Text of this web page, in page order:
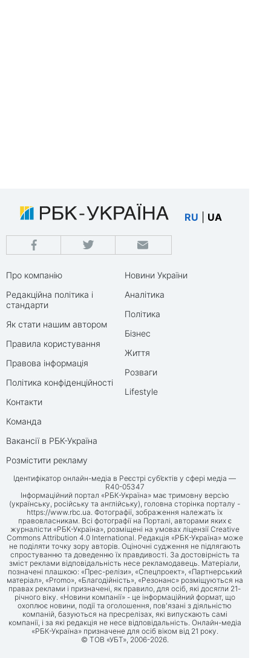
RU UA
Про компанію
Редакційна політика і
стандарти
Як стати нашим автором
Правила користування
Правова інформація
Політика конфіденційності
Контакти
Команда
Вакансії в РБК-Україна
Розмістити рекламу
Новини України
Аналітика
Політика
Бізнес
Життя
Розваги
Lifestyle
Ідентифікатор онлайн-медіа в Реєстрі суб’єктів у сфері медіа —
R40-05347
Інформаційний портал «РБК-Україна» має тримовну версію
(українську, російську та англійську), головна сторінка порталу -
https://www.rbc.ua. Фотографії, зображення належать їх
правовласникам. Всі фотографії на Порталі, авторами яких є
журналісти «РБК-Україна», розміщені на умовах ліцензії Creative
Commons Attribution 4.0 International. Редакція «РБК-Україна» може
не поділяти точку зору авторів. Оціночні судження не підлягають
спростуванню та доведенню їх правдивості. За достовірність та
зміст реклами відповідальність несе рекламодавець. Матеріали,
позначені плашкою: «Прес-релізи», «Спецпроект», «Партнерський
матеріал», «Promo», «Благодійність», «Резонанс» розміщуються на
правах реклами і призначені, як правило, для осіб, які досягли 21-
річного віку. «Новини компанії» - це інформаційний формат, що
охоплює новини, події та оголошення, пов'язані з діяльністю
компаній, базуються на пресрелізах, які випускають самі
компанії, і за які редакція не несе відповідальність. Онлайн-медіа
«РБК-Україна» призначене для осіб віком від 21 року.
© ТОВ «УБТ», 2006-2026.